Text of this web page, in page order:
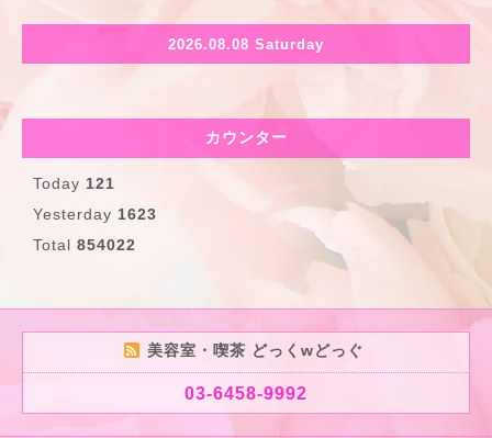
2026.08.08 Saturday
カウンター
Today 121
Yesterday 1623
Total 854022
美容室・喫茶 どっくwどっぐ
03-6458-9992